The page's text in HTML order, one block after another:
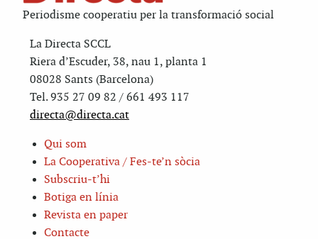
Periodisme cooperatiu per la transformació social
La Directa SCCL
Riera d’Escuder, 38, nau 1, planta 1
08028 Sants (Barcelona)
Tel. 935 27 09 82 / 661 493 117
directa@directa.cat
Qui som
La Cooperativa / Fes-te’n sòcia
Subscriu-t’hi
Botiga en línia
Revista en paper
Contacte